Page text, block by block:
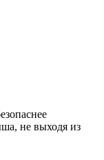
не выходя из